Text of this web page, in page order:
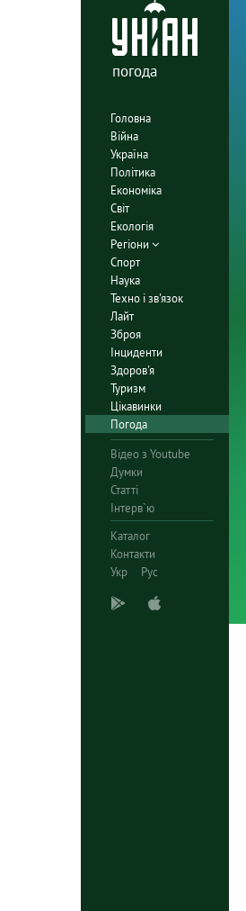
погода
Головна
Війна
Україна
Політика
Економіка
Світ
Екологія
Регіони
Спорт
Наука
Техно і зв'язок
Лайт
Зброя
Інциденти
Здоров'я
Туризм
Цікавинки
Погода
Відео з Youtube
Думки
Статті
Інтерв`ю
Каталог
Контакти
Укр
Рус